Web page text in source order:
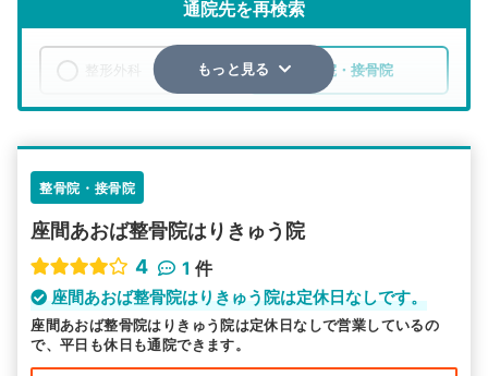
通院先を再検索
整骨院・接骨院
詳細条件で絞り込む
その他の検索方法
駅から探す 院名から探す
もっと見る
整骨院・接骨院
座間あおば整骨院はりきゅう院
4
1 件
座間あおば整骨院はりきゅう院は定休日なしです。
座間あおば整骨院はりきゅう院は定休日なしで営業しているの
で、平日も休日も通院できます。